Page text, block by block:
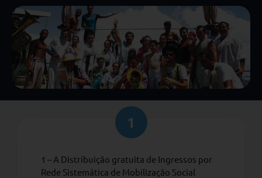
1
1 – A Distribuição gratuita de Ingressos por
Rede Sistemática de Mobilização Social